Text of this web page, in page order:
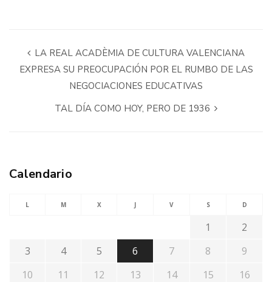
LA REAL ACADÈMIA DE CULTURA VALENCIANA
EXPRESA SU PREOCUPACIÓN POR EL RUMBO DE LAS
NEGOCIACIONES EDUCATIVAS
TAL DÍA COMO HOY, PERO DE 1936
Calendario
L M X J V S D
1
2
3
4 5 6 7 8
9
10
11 12 13 14 15
16